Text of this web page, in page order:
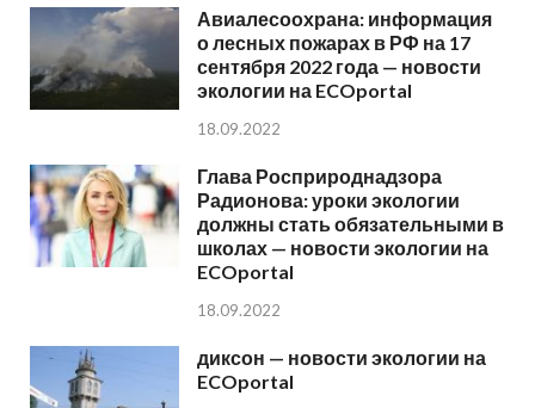
Авиалесоохрана: информация
о лесных пожарах в РФ на 17
сентября 2022 года — новости
экологии на ECOportal
18.09.2022
Глава Росприроднадзора
Радионова: уроки экологии
должны стать обязательными в
школах — новости экологии на
ECOportal
18.09.2022
диксон — новости экологии на
ECOportal